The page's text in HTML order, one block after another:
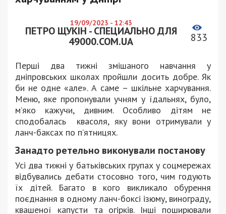
19/09/2023 - 12:43
ПЕТРО ЩУКІН - СПЕЦИАЛЬНО ДЛЯ
49000.COM.UA
833
Перші два тижні змішаного навчання у
дніпровських школах пройшли досить добре. Як
би не одне «але». А саме – шкільне харчування.
Меню, яке пропонували учням у їдальнях, було,
м’яко кажучи, дивним. Особливо дітям не
сподобалась квасоля, яку вони отримували у
ланч-баксах по п’ятницях.
Занадто ретельно виконували постанову
Усі два тижні у батьківських групах у соцмережах
відбувались дебати стосовно того, чим годують
їх дітей. Багато в кого викликало обурення
поєднання в одному ланч-боксі ізюму, винограду,
квашеної капусти та огірків. Інші поширювали